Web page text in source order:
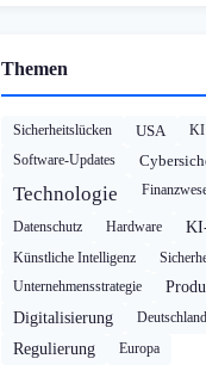
Themen
Sicherheitslücken USA KI
Software-Updates
Technologie
Datenschutz Hardware
Künstliche Intelligenz
Unternehmensstrategie
Digitalisierung
Deutschland
Regulierung Europa